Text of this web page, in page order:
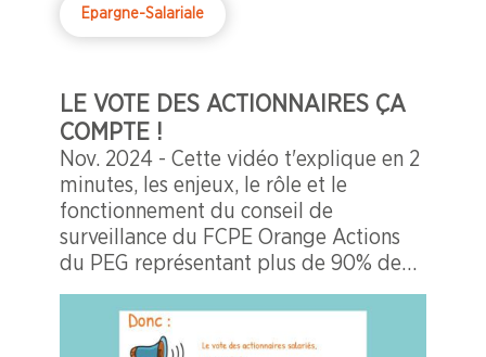
Epargne-Salariale
LE VOTE DES ACTIONNAIRES ÇA
COMPTE !
Nov. 2024 - Cette vidéo t'explique en 2
minutes, les enjeux, le rôle et le
fonctionnement du conseil de
surveillance du FCPE Orange Actions
du PEG représentant plus de 90% de
l'actionnariat salarié d'Orange.